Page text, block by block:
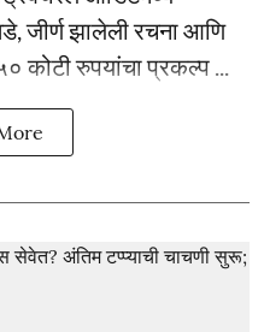
जीर्ण झालेली रचना आणि
कोटी रुपयांचा प्रकल्प ...